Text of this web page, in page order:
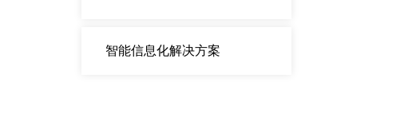
智能信息化解决方案